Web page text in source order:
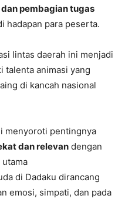
pembagian tugas
hadapan para peserta.
lintas daerah ini menjadi
talenta animasi yang
di kancah nasional
menyoroti pentingnya
dan relevan dengan
di Dadaku dirancang
emosi, simpati, dan pada